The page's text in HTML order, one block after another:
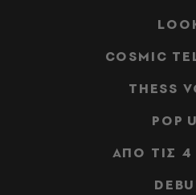
COSMIC
THESS
POP
ΑΠΟ ΤΙΣ 4